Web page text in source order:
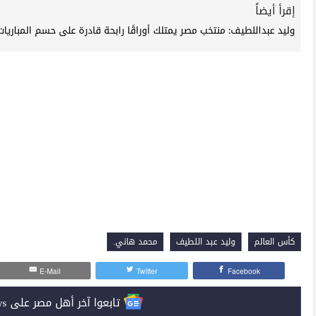
إقرأ أيضاً
وليد عبداللطيف: منتخب مصر يمتلك أوراقًا رابحة قادرة على حسم
كأس العالم وليد عبد اللطيف محمد هاني.
Facebook
Twitter
E-Mail
تابعوا آخر أهل مصر على Google News